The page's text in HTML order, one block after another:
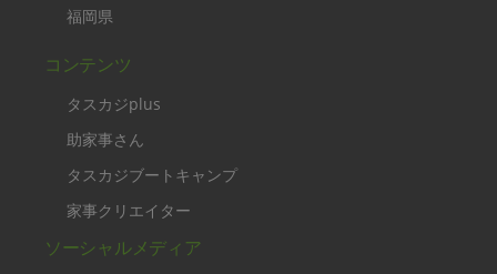
福岡県
コンテンツ
タスカジplus
助家事さん
タスカジブートキャンプ
家事クリエイター
ソーシャルメディア